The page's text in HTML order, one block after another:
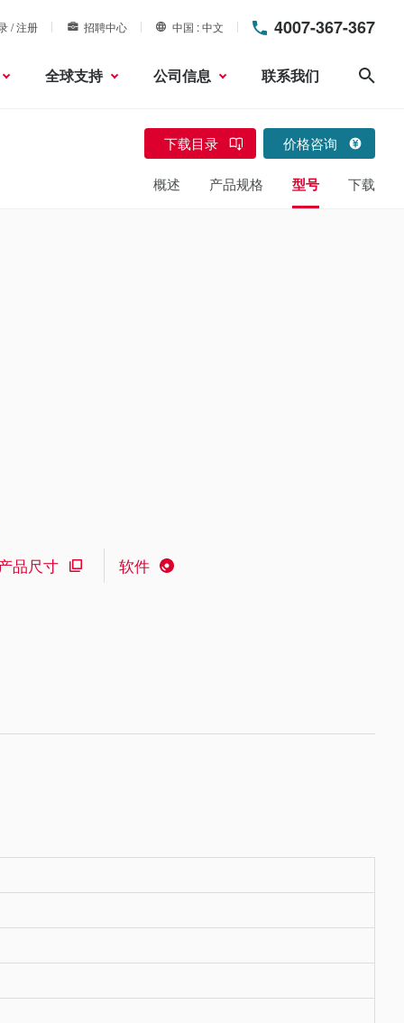
/ 注册 招聘中心 中国 中文 4007-367-367
全球支持 公司信息 联系我们
下载目录 价格咨询
概述 产品规格 型号 下载
品尺寸 软件